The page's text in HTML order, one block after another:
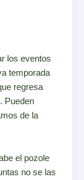
los eventos
temporada
regresa
. Pueden
de la
el pozole
no se las